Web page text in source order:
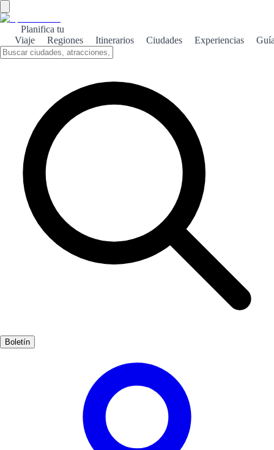
Planifica tu
Viaje
Regiones Itinerarios Ciudades Experiencias
Boletín
Calatayud, un tesoro histórico en Aragón, ofrece un viaje a través de
su rica herencia cultural y monumentos que narran su fascinante
Sobre el tema
Calatayud, situada en la provincia de Zaragoza, es una ciudad que
destaca por su impresionante patrimonio histórico. Fundada por los
íberos y posteriormente habitada por romanos y musulmanes, cada
época ha dejado su huella en la arquitectura y la cultura local. Uno
de los principales atractivos de Calatayud es su castillo, que se alza
majestuosamente sobre la ciudad. Desde sus murallas, se puede
disfrutar de unas vistas panorámicas impresionantes. Además, la
iglesia de Santa María la Mayor, un magnífico ejemplo de la
que atrae a numerosos visitantes. Declarada Fiesta de Interés
Turístico Nacional, ofrece un recorrido por la historia y la tradición
religiosa de la ciudad, con procesiones que muestran la devoción de
3-7 días Medio
InteriorExterior